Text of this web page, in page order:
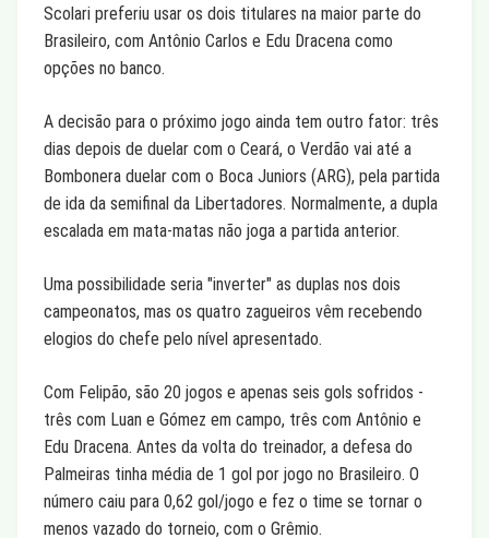
Scolari preferiu usar os dois titulares na maior parte do
Brasileiro, com Antônio Carlos e Edu Dracena como
opções no banco.
A decisão para o próximo jogo ainda tem outro fator: três
dias depois de duelar com o Ceará, o Verdão vai até a
Bombonera duelar com o Boca Juniors (ARG), pela partida
de ida da semifinal da Libertadores. Normalmente, a dupla
escalada em mata-matas não joga a partida anterior.
Uma possibilidade seria "inverter" as duplas nos dois
campeonatos, mas os quatro zagueiros vêm recebendo
elogios do chefe pelo nível apresentado.
Com Felipão, são 20 jogos e apenas seis gols sofridos -
três com Luan e Gómez em campo, três com Antônio e
Edu Dracena. Antes da volta do treinador, a defesa do
Palmeiras tinha média de 1 gol por jogo no Brasileiro. O
número caiu para 0,62 gol/jogo e fez o time se tornar o
menos vazado do torneio, com o Grêmio.